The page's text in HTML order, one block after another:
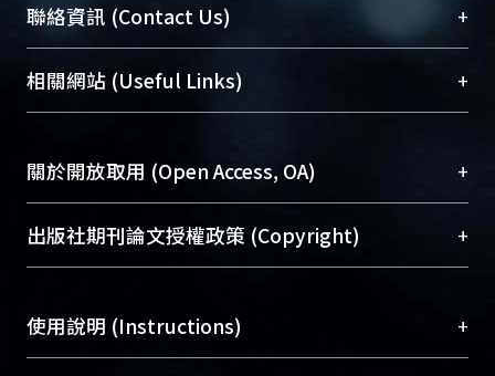
臺大位居世界頂尖大學之列，為永久珍藏及向國際
展現本校豐碩的研究成果及學術能量，圖書館整合
機構典藏（NTUR）與學術庫（AH）不同功能平
台，成為臺大學術典藏NTU scholars。期能整合研
成果。
To permanently archive and promote researcher
profiles and scholarly works, Library integrates the
services of “NTU Repository” with “Academic
聯絡資訊 (Contact Us) +
總館學科館員(Main Library)
醫學圖書館學科館員(Medical Library)
Sciences Library)
相關網站 (Useful Links) +
關於開放取用 (Open Access, OA) +
開放取用是從使用者角度提升資訊取用性的社會運
動，應用在學術研究上是透過將研究著作公開供使
用逐年攀升。同時可加速研究發展、提升研究影響
出版社期刊論文授權政策 (Copyright) +
含部分內容的版權非匯入者所有，或由第三方贊
助與合作完成，請確認該版權所有者及第三方同
使用說明 (Instructions) +